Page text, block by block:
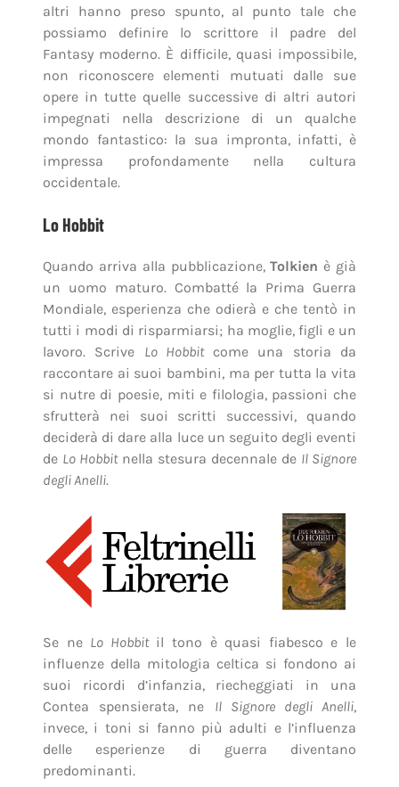
altri hanno preso spunto, al punto tale che
possiamo definire lo scrittore il padre del
Fantasy moderno. È difficile, quasi impossibile,
non riconoscere elementi mutuati dalle sue
opere in tutte quelle successive di altri autori
impegnati nella descrizione di un qualche
mondo fantastico: la sua impronta, infatti, è
impressa profondamente nella cultura
occidentale.
Lo Hobbit
Quando arriva alla pubblicazione,Tolkien è già
un uomo maturo. Combatté la Prima Guerra
Mondiale, esperienza che odierà e che tentò in
tutti i modi di risparmiarsi; ha moglie, figli e un
lavoro. Scrive Lo Hobbitcome una storia da
raccontare ai suoi bambini, ma per tutta la vita
si nutre di poesie, miti e filologia, passioni che
sfrutterà nei suoi scritti successivi, quando
deciderà di dare alla luce un seguito degli eventi
de Lo Hobbitnella stesura decennale de Il Signore
degli Anelli.
Se ne Lo Hobbitil tono è quasi fiabesco e le
influenze della mitologia celtica si fondono ai
suoi ricordi d’infanzia, riecheggiati in una
Contea spensierata, ne Il Signore degli Anelli,
invece, i toni si fanno più adulti e l’influenza
delle esperienze di guerra diventano
predominanti.